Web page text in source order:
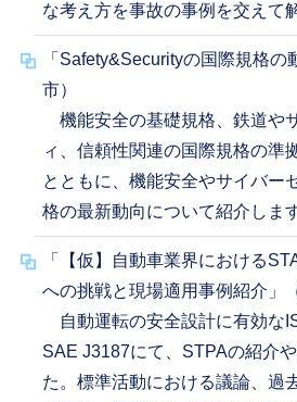
な考え方を事故の事例を交えて
「Safety&Securityの国際規格
市）
機能安全の基礎規格、鉄道や
ィ、信頼性関連の国際規格の準
とともに、機能安全やサイバー
格の最新動向について紹介します
「【仮】自動車業界における
への挑戦と現場適用事例紹介」
自動運転の安全設計に有効な
SAE J3187にて、STPAの紹介
た。標準活動における議論、過